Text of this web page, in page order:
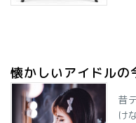
懐かしいアイドルの
昔
け